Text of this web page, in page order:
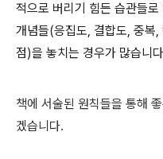
적으로 버리기 힘든 습관들
개념들(응집도, 결합도, 중복
점)을 놓치는 경우가 많습니
책에 서술된 원칙들을 통해
겠습니다.